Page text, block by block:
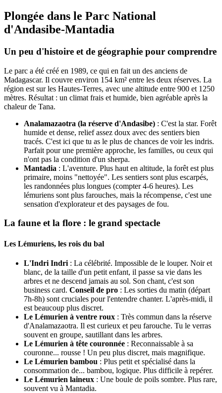
Plongée dans le Parc National
d'Andasibe-Mantadia
Un peu d'histoire et de géographie pour comprendre
Le parc a été créé en 1989, ce qui en fait un des anciens de
Madagascar. Il couvre environ 154 km² entre les deux réserves. La
région est sur les Hautes-Terres, avec une altitude entre 900 et 1250
mètres. Résultat : un climat frais et humide, bien agréable après la
chaleur de Tana.
Analamazaotra (la réserve d'Andasibe) : C'est la star. Forêt
humide et dense, relief assez doux avec des sentiers bien
tracés. C'est ici que tu as le plus de chances de voir les indris.
Parfait pour une première approche, les familles, ou ceux qui
n'ont pas la condition d'un sherpa.
Mantadia : L'aventure. Plus haut en altitude, la forêt est plus
primaire, moins "nettoyée". Les sentiers sont plus escarpés,
les randonnées plus longues (compter 4-6 heures). Les
lémuriens sont plus farouches, mais la récompense, c'est une
sensation d'explorateur et des paysages de fou.
La faune et la flore : le grand spectacle
Les Lémuriens, les rois du bal
L'Indri Indri : La célébrité. Impossible de le louper. Noir et
blanc, de la taille d'un petit enfant, il passe sa vie dans les
arbres et ne descend jamais au sol. Son chant, c'est son
business card. Conseil de pro : Les sorties du matin (départ
7h-8h) sont cruciales pour l'entendre chanter. L'après-midi, il
est beaucoup plus discret.
Le Lémurien à ventre roux : Très commun dans la réserve
d'Analamazaotra. Il est curieux et peu farouche. Tu le verras
souvent en groupe, sautillant dans les arbres.
Le Lémurien à tête couronnée : Reconnaissable à sa
couronne... rousse ! Un peu plus discret, mais magnifique.
Le Lémurien bambou : Plus petit et spécialisé dans la
consommation de... bambou, logique. Plus difficile à repérer.
Le Lémurien laineux : Une boule de poils sombre. Plus rare,
souvent vu à Mantadia.